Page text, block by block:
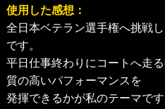
使用した感想：
全日本ベテラン選手権へ挑戦
です。
平日仕事終わりにコートへ走
質の高いパフォーマンスを
発揮できるかが私のテーマです